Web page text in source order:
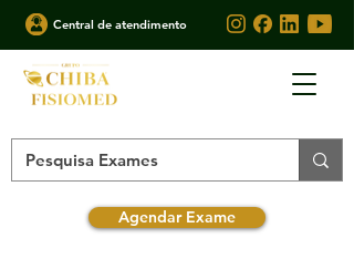
Central de atendimento
Agendar Exame